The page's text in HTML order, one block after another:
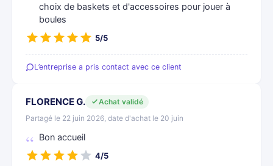
choix de baskets et d'accessoires pour jouer à
boules
5/5
L’entreprise a pris contact avec ce client
FLORENCE G.
Achat validé
Partagé le 22 juin 2026, date d'achat le 20 juin
Bon accueil
4/5